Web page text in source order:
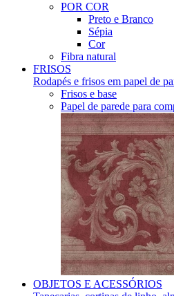
POR COR
Preto e Branco
Sépia
Cor
Fibra natural
FRISOS
Rodapés e frisos em papel de
Frisos e base
Papel de parede para
OBJETOS E ACESSÓRIOS